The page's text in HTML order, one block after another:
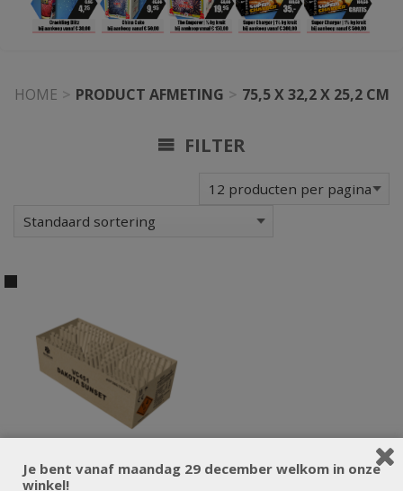
HOME > PRODUCT AFMETING > 75,5 X 32,2 X 25,2 CM
FILTER
Je bent vanaf maandag 29 december welkom in onze
winkel!